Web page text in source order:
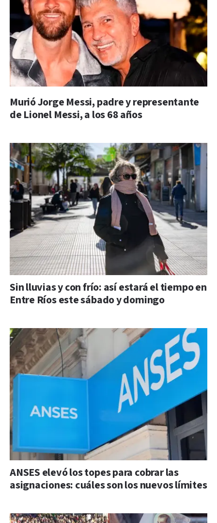
Murió Jorge Messi, padre y representante
de Lionel Messi, a los 68 años
Sin lluvias y con frío: así estará el tiempo en
Entre Ríos este sábado y domingo
ANSES elevó los topes para cobrar las
asignaciones: cuáles son los nuevos límites